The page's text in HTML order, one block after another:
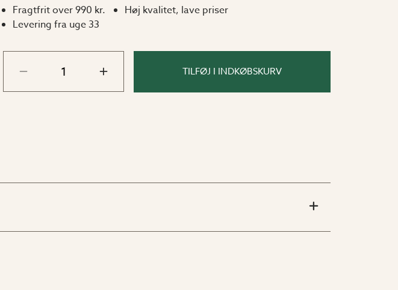
Fragtfrit over 990 kr.
Høj kvalitet, lave priser
Levering fra uge 33
TILFØJ I INDKØBSKURV